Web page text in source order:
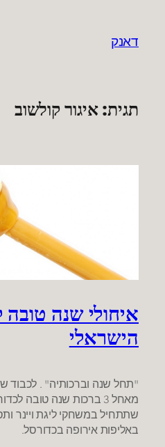
דאנק
תגית:איגור קולשוב
איחולי שנה טובה
הישראלי
"תחל שנה וברכותיה" .
מאחל 3 ברכות שנה טובה
באליפות אירופה בכדורסל.